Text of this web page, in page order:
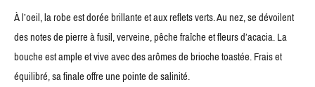
À l’oeil, la robe est dorée brillante et aux reflets verts. Au nez, se dévoilent
des notes de pierre à fusil, verveine, pêche fraîche et fleurs d’acacia. La
bouche est ample et vive avec des arômes de brioche toastée. Frais et
équilibré, sa finale offre une pointe de salinité.